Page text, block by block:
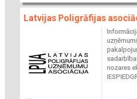
Latvijas Poligrāfijas
nozares